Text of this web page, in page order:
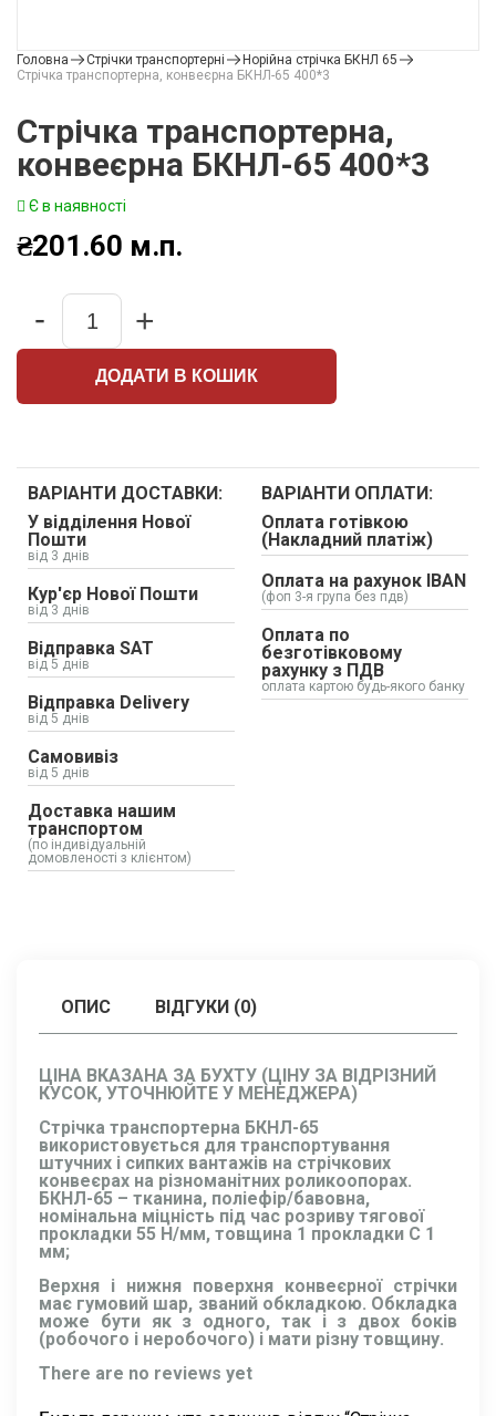
Головна Стрічки транспортерні
Норійна стрічка БКНЛ 65
Стрічка транспортерна, конвеєрна БКНЛ-65 400*3
Стрічка транспортерна,
конвеєрна БКНЛ-65 400*3
Є в наявності
₴201.60 м.п.
Quantity
- +
ДОДАТИ В КОШИК
ВАРІАНТИ ДОСТАВКИ:
У відділення Нової
Пошти
від 3 днів
Кур'єр Нової Пошти
від 3 днів
Відправка SAT
від 5 днів
Відправка Delivery
від 5 днів
Самовивіз
від 5 днів
Доставка нашим
транспортом
(по індивідуальній
домовленості з клієнтом)
ВАРІАНТИ ОПЛАТИ:
Оплата готівкою
(Накладний платіж)
Оплата на рахунок IBAN
(фоп 3-я група без пдв)
Оплата по
безготівковому
рахунку з ПДВ
оплата картою будь-якого банку
ОПИС ВІДГУКИ (0)
ЦІНА ВКАЗАНА ЗА БУХТУ (ЦІНУ ЗА ВІДРІЗНИЙ
КУСОК, УТОЧНЮЙТЕ У МЕНЕДЖЕРА)
Стрічка транспортерна БКНЛ-65
використовується для транспортування
штучних і сипких вантажів на стрічкових
конвеєрах на різноманітних роликоопорах.
БКНЛ-65 – тканина, поліефір/бавовна,
номінальна міцність під час розриву тягової
прокладки 55 Н/мм, товщина 1 прокладки C 1
мм;
Верхня і нижня поверхня конвеєрної стрічки
має гумовий шар, званий обкладкою. Обкладка
може бути як з одного, так і з двох боків
(робочого і неробочого) і мати різну товщину.
There are no reviews yet